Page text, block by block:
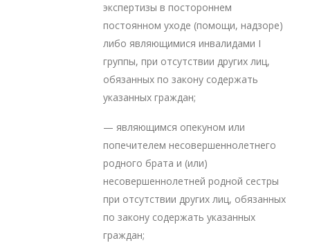
экспертизы в постороннем
постоянном уходе (помощи, надзоре)
либо являющимися инвалидами I
группы, при отсутствии других лиц,
обязанных по закону содержать
указанных граждан;
— являющимся опекуном или
попечителем несовершеннолетнего
родного брата и (или)
несовершеннолетней родной сестры
при отсутствии других лиц, обязанных
по закону содержать указанных
граждан;